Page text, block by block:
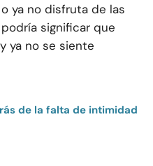
ya no disfruta de las
significar que
ya no se siente
de la falta de intimidad